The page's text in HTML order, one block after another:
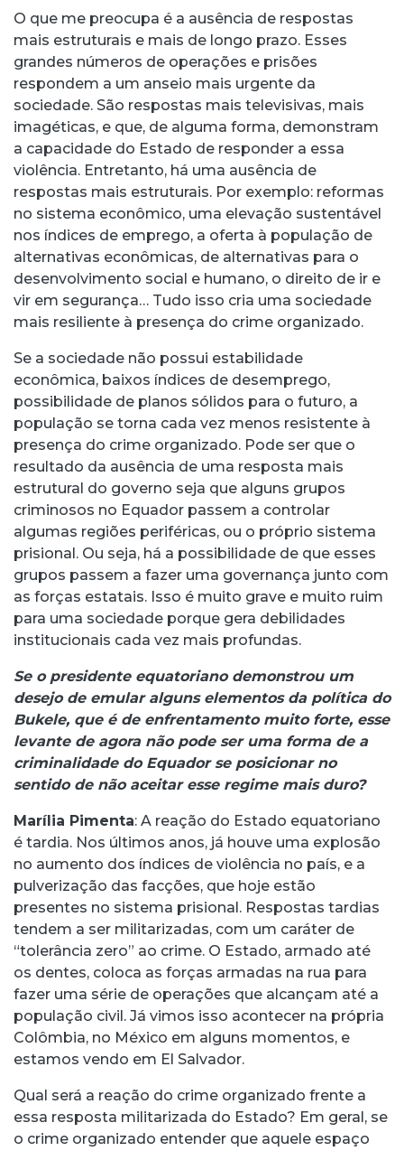
O que me preocupa é a ausência de respostas
mais estruturais e mais de longo prazo. Esses
grandes números de operações e prisões
respondem a um anseio mais urgente da
sociedade. São respostas mais televisivas, mais
imagéticas, e que, de alguma forma, demonstram
a capacidade do Estado de responder a essa
violência. Entretanto, há uma ausência de
respostas mais estruturais. Por exemplo: reformas
no sistema econômico, uma elevação sustentável
nos índices de emprego, a oferta à população de
alternativas econômicas, de alternativas para o
desenvolvimento social e humano, o direito de ir e
vir em segurança… Tudo isso cria uma sociedade
mais resiliente à presença do crime organizado.
Se a sociedade não possui estabilidade
econômica, baixos índices de desemprego,
possibilidade de planos sólidos para o futuro, a
população se torna cada vez menos resistente à
presença do crime organizado. Pode ser que o
resultado da ausência de uma resposta mais
estrutural do governo seja que alguns grupos
criminosos no Equador passem a controlar
algumas regiões periféricas, ou o próprio sistema
prisional. Ou seja, há a possibilidade de que esses
grupos passem a fazer uma governança junto com
as forças estatais. Isso é muito grave e muito ruim
para uma sociedade porque gera debilidades
institucionais cada vez mais profundas.
Se o presidente equatoriano demonstrou um
desejo de emular alguns elementos da política do
Bukele, que é de enfrentamento muito forte, esse
levante de agora não pode ser uma forma de a
criminalidade do Equador se posicionar no
sentido de não aceitar esse regime mais duro?
Marília Pimenta: A reação do Estado equatoriano
é tardia. Nos últimos anos, já houve uma explosão
no aumento dos índices de violência no país, e a
pulverização das facções, que hoje estão
presentes no sistema prisional. Respostas tardias
tendem a ser militarizadas, com um caráter de
“tolerância zero” ao crime. O Estado, armado até
os dentes, coloca as forças armadas na rua para
fazer uma série de operações que alcançam até a
população civil. Já vimos isso acontecer na própria
Colômbia, no México em alguns momentos, e
estamos vendo em El Salvador.
Qual será a reação do crime organizado frente a
essa resposta militarizada do Estado? Em geral, se
o crime organizado entender que aquele espaço